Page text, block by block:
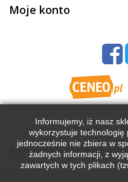
Moje konto
Informujemy, iż nasz
wykorzystuje technologię
jednocześnie nie zbiera w
żadnych informacji, z
zawartych w tych plikach
©Jędruś - Sklep budowlano-